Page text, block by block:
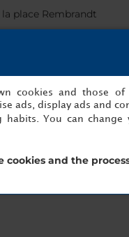
place Rembrandt
le petit-déjeuner
imprimante
réservez directement
de l'occupation et de
cookies and those
ads, display ads and
habits. You can change
cookies and the